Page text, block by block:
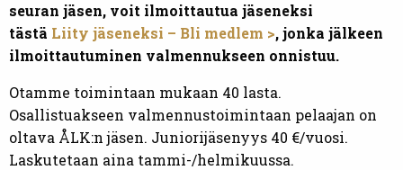
seuran jäsen, voit ilmoittautua jäseneksi
tästä Liity jäseneksi – Bli medlem >, jonka jälkeen
ilmoittautuminen valmennukseen onnistuu.
Otamme toimintaan mukaan 40 lasta.
Osallistuakseen valmennustoimintaan pelaajan on
oltava ÅLK:n jäsen. Juniorijäsenyys 40 €/vuosi.
Laskutetaan aina tammi-/helmikuussa.